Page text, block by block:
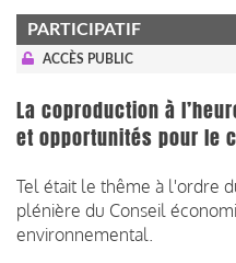
PARTICIPATIF
ACCÈS PUBLIC
La coproduction à
et opportunités pour le
Tel était le thême à l'ordre
plénière du Conseil
environnemental.